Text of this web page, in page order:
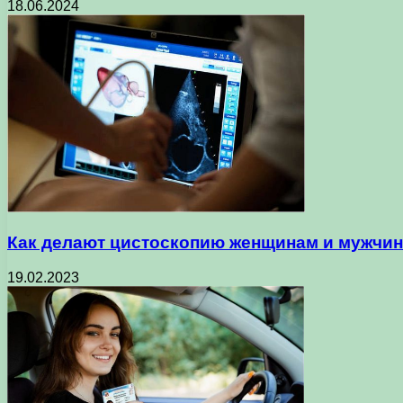
18.06.2024
Как делают цистоскопию женщинам и
19.02.2023